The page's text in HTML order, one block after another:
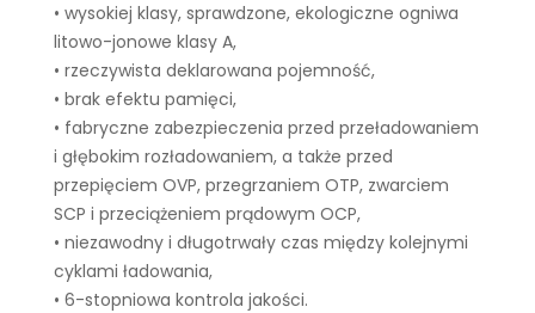
• wysokiej klasy, sprawdzone, ekologiczne ogniwa
litowo-jonowe klasy A,
• rzeczywista deklarowana pojemność,
• brak efektu pamięci,
• fabryczne zabezpieczenia przed przeładowaniem
i głębokim rozładowaniem, a także przed
przepięciem OVP, przegrzaniem OTP, zwarciem
SCP i przeciążeniem prądowym OCP,
• niezawodny i długotrwały czas między kolejnymi
cyklami ładowania,
• 6-stopniowa kontrola jakości.